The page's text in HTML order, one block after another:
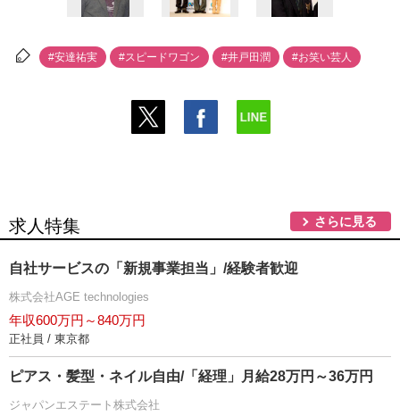
#安達祐実 #スピードワゴン #井戸田潤 #お笑い芸人
求人特集 さらに見る
自社サービスの「新規事業担当」/経験者歓迎
株式会社AGE technologies
年収600万円～840万円
正社員 / 東京都
ピアス・髪型・ネイル自由/「経理」月給28万円～36万円
ジャパンエステート株式会社